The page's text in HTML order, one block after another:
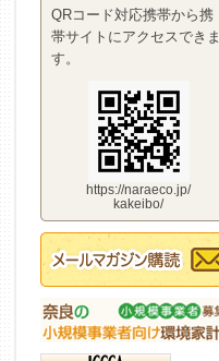
QRコード対応携帯から携
帯サイトにアクセスできま
す。
https://naraeco.jp/
kakeibo/